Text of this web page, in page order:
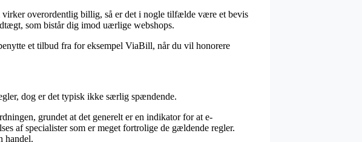
overordentlig billig, så er det i nogle tilfælde være et bevis
som bistår dig imod uærlige webshops.
et tilbud fra for eksempel ViaBill, når du vil honorere
dog er det typisk ikke særlig spændende.
grundet at det generelt er en indikator for at e-
af specialister som er meget fortrolige de gældende regler.
handel.